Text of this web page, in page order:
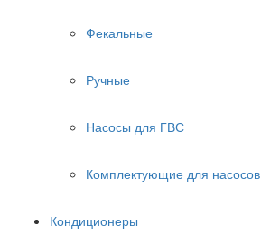
Фекальные
Ручные
Насосы для ГВС
Комплектующие для насосов
Кондиционеры